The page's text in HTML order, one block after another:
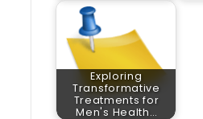
Exploring
Transformative
Treatments for
Men's Health…